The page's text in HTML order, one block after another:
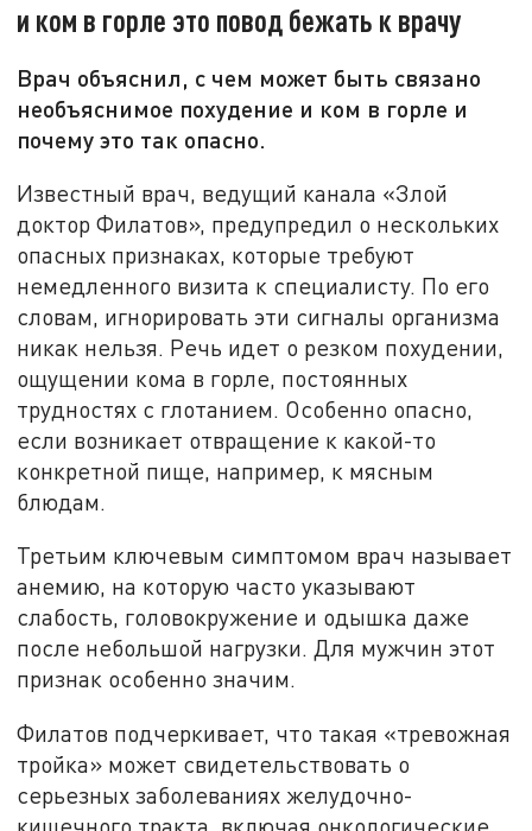
и ком в горле это повод бежать к врачу
Врач объяснил, с чем может быть связано
необъяснимое похудение и ком в горле и
почему это так опасно.
Известный врач, ведущий канала «Злой
доктор Филатов», предупредил о нескольких
опасных признаках, которые требуют
немедленного визита к специалисту. По его
словам, игнорировать эти сигналы организма
никак нельзя. Речь идет о резком похудении,
ощущении кома в горле, постоянных
трудностях с глотанием. Особенно опасно,
если возникает отвращение к какой-то
конкретной пище, например, к мясным
блюдам.
Третьим ключевым симптомом врач называет
анемию, на которую часто указывают
слабость, головокружение и одышка даже
после небольшой нагрузки. Для мужчин этот
признак особенно значим.
Филатов подчеркивает, что такая «тревожная
тройка» может свидетельствовать о
серьезных заболеваниях желудочно-